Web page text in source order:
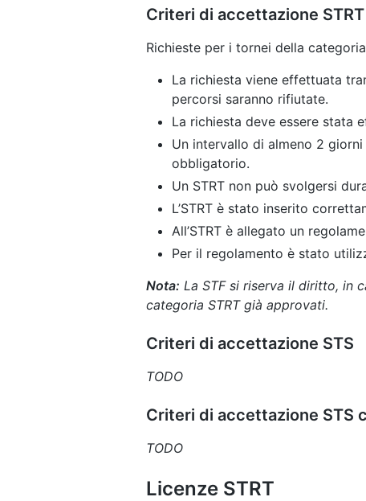
Criteri di accettazione STRT
Richieste per i tornei della
La richiesta viene effettuata
percorsi saranno rifiutate.
La richiesta deve essere stata
Un intervallo di almeno 2
obbligatorio.
Un STRT non può svolgersi
L’STRT è stato inserito
All’STRT è allegato un
Per il regolamento è stato
Nota: La STF si riserva il diritto, in
categoria STRT già approvati.
Criteri di accettazione STS
TODO
Criteri di accettazione STS
TODO
Licenze STRT